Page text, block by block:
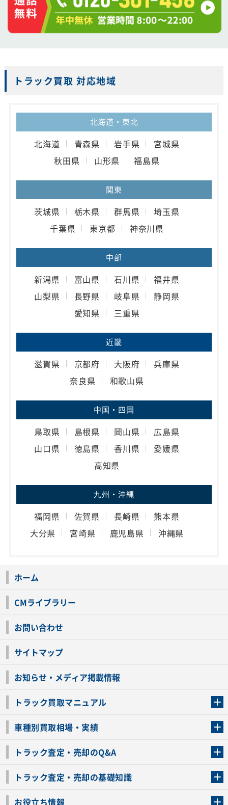
トラック買取 対応地域
北海道・東北
北海道 青森県 岩手県
宮城県
秋田県
山形県 福島県
関東
茨城県 栃木県 群馬県
埼玉県
千葉県
東京都 神奈川県
中部
新潟県 富山県 石川県
福井県
山梨県
長野県 岐阜県
静岡県
愛知県
三重県
近畿
滋賀県 京都府 大阪府
兵庫県
奈良県
和歌山県
中国・四国
鳥取県 島根県 岡山県
広島県
山口県
徳島県 香川県
愛媛県
高知県
九州・沖縄
福岡県 佐賀県 長崎県
熊本県
大分県
宮崎県 鹿児島県 沖縄県
ホーム
CMライブラリー
お問い合わせ
サイトマップ
お知らせ・メディア掲載情報
トラック買取マニュアル
車種別買取相場・実績
トラック査定・売却のQ&A
トラック査定・売却の基礎知識
お役立ち情報